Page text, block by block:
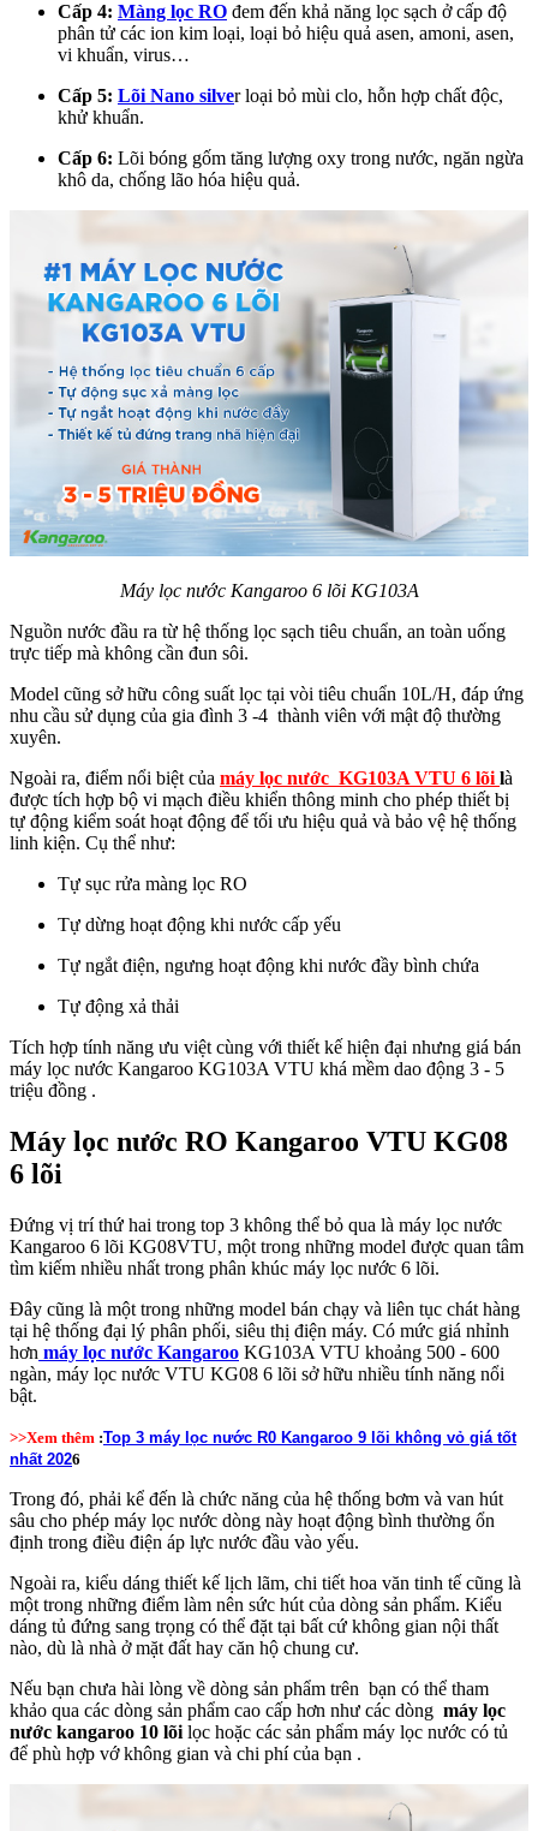
Cấp 4: Màng lọc RO đem đến khả năng lọc sạch ở cấp độ
phân tử các ion kim loại, loại bỏ hiệu quả asen, amoni, asen,
vi khuẩn, virus…
Cấp 5: Lõi Nano silver loại bỏ mùi clo, hỗn hợp chất độc,
khử khuẩn.
Cấp 6: Lõi bóng gốm tăng lượng oxy trong nước, ngăn ngừa
khô da, chống lão hóa hiệu quả.
Máy lọc nước Kangaroo 6 lõi KG103A
Nguồn nước đầu ra từ hệ thống lọc sạch tiêu chuẩn, an toàn uống
trực tiếp mà không cần đun sôi.
Model cũng sở hữu công suất lọc tại vòi tiêu chuẩn 10L/H, đáp ứng
nhu cầu sử dụng của gia đình 3 -4 thành viên với mật độ thường
xuyên.
Ngoài ra, điểm nổi biệt của máy lọc nước KG103A VTU 6 lõi là
được tích hợp bộ vi mạch điều khiển thông minh cho phép thiết bị
tự động kiểm soát hoạt động để tối ưu hiệu quả và bảo vệ hệ thống
linh kiện. Cụ thể như:
Tự sục rửa màng lọc RO
Tự dừng hoạt động khi nước cấp yếu
Tự ngắt điện, ngưng hoạt động khi nước đầy bình chứa
Tự động xả thải
Tích hợp tính năng ưu việt cùng với thiết kế hiện đại nhưng giá bán
máy lọc nước Kangaroo KG103A VTU khá mềm dao động 3 - 5
triệu đồng .
Máy lọc nước RO Kangaroo VTU KG08
6 lõi
Đứng vị trí thứ hai trong top 3 không thể bỏ qua là máy lọc nước
Kangaroo 6 lõi KG08VTU, một trong những model được quan tâm
tìm kiếm nhiều nhất trong phân khúc máy lọc nước 6 lõi.
Đây cũng là một trong những model bán chạy và liên tục chát hàng
tại hệ thống đại lý phân phối, siêu thị điện máy. Có mức giá nhỉnh
hơn máy lọc nước Kangaroo KG103A VTU khoảng 500 - 600
ngàn, máy lọc nước VTU KG08 6 lõi sở hữu nhiều tính năng nổi
bật.
>>Xem thêm :Top 3 máy lọc nước R0 Kangaroo 9 lõi không vỏ giá tốt
nhất 2026
Trong đó, phải kể đến là chức năng của hệ thống bơm và van hút
sâu cho phép máy lọc nước dòng này hoạt động bình thường ổn
định trong điều điện áp lực nước đầu vào yếu.
Ngoài ra, kiểu dáng thiết kế lịch lãm, chi tiết hoa văn tinh tế cũng là
một trong những điểm làm nên sức hút của dòng sản phẩm. Kiểu
dáng tủ đứng sang trọng có thể đặt tại bất cứ không gian nội thất
nào, dù là nhà ở mặt đất hay căn hộ chung cư.
Nếu bạn chưa hài lòng về dòng sản phẩm trên bạn có thể tham
khảo qua các dòng sản phẩm cao cấp hơn như các dòng máy lọc
nước kangaroo 10 lõi lọc hoặc các sản phẩm máy lọc nước có tủ
để phù hợp vớ không gian và chi phí của bạn .